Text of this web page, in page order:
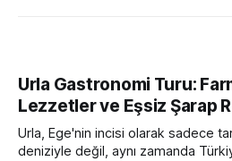
Urla Gastronomi Turu:
Lezzetler ve Eşsiz Şarap
Urla, Ege'nin incisi olarak sadece
deniziyle değil, aynı zamanda